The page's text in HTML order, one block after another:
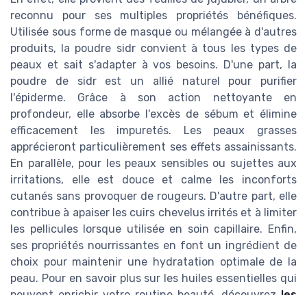
reconnu pour ses multiples propriétés bénéfiques.
Utilisée sous forme de masque ou mélangée à d'autres
produits, la poudre sidr convient à tous les types de
peaux et sait s'adapter à vos besoins. D'une part, la
poudre de sidr est un allié naturel pour purifier
l'épiderme. Grâce à son action nettoyante en
profondeur, elle absorbe l'excès de sébum et élimine
efficacement les impuretés. Les peaux grasses
apprécieront particulièrement ses effets assainissants.
En parallèle, pour les peaux sensibles ou sujettes aux
irritations, elle est douce et calme les inconforts
cutanés sans provoquer de rougeurs. D'autre part, elle
contribue à apaiser les cuirs chevelus irrités et à limiter
les pellicules lorsque utilisée en soin capillaire. Enfin,
ses propriétés nourrissantes en font un ingrédient de
choix pour maintenir une hydratation optimale de la
peau. Pour en savoir plus sur les huiles essentielles qui